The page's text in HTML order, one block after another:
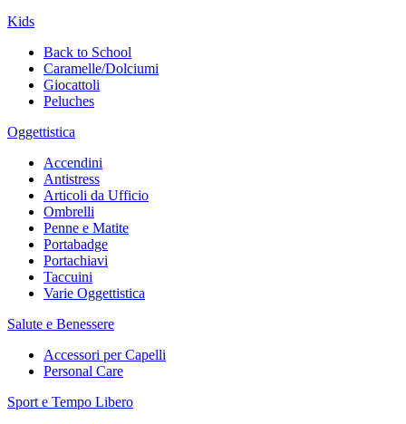
Kids
Back to School
Caramelle/Dolciumi
Giocattoli
Peluches
Oggettistica
Accendini
Antistress
Articoli da Ufficio
Ombrelli
Penne e Matite
Portabadge
Portachiavi
Taccuini
Varie Oggettistica
Salute e Benessere
Accessori per Capelli
Personal Care
Sport e Tempo Libero